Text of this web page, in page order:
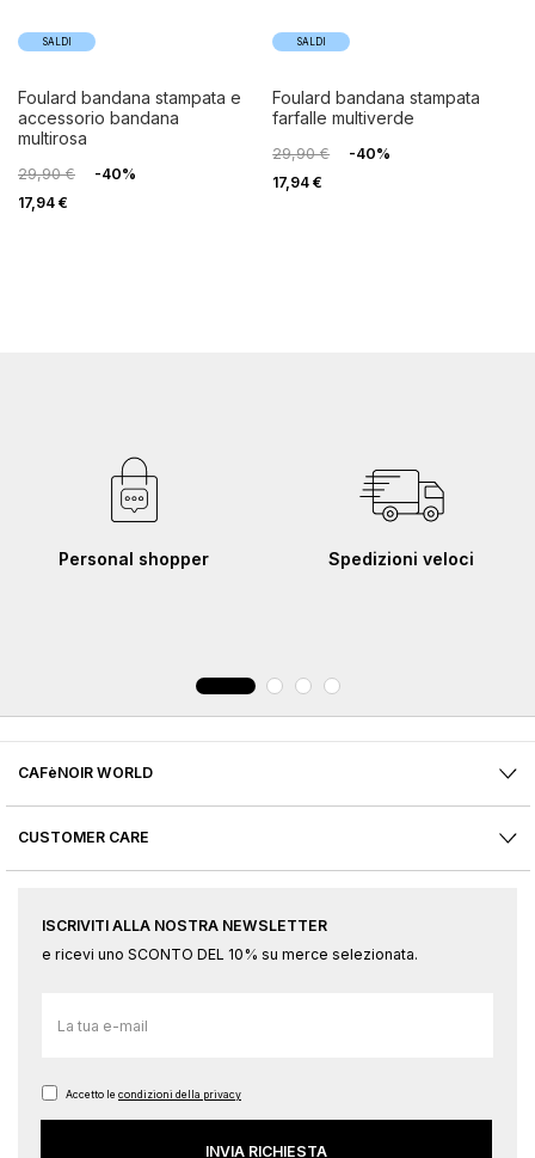
SALDI
foulard bandana stampata e
accessorio bandana
multirosa
29,90 €
-40%
17,94 €
SALDI
foulard bandana stampata
farfalle multiverde
29,90 €
-40%
17,94 €
Personal shopper Spedizioni veloci
CAFèNOIR WORLD
CUSTOMER CARE
ISCRIVITI ALLA NOSTRA NEWSLETTER
e ricevi uno SCONTO DEL 10% su merce selezionata.
alla
Newsletter:
Accetto le condizioni della privacy
INVIA RICHIESTA